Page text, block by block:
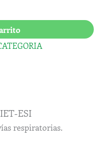
ESI
respiratorias.